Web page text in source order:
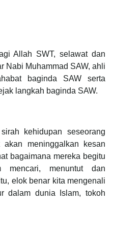
Allah SWT, selawat dan
Nabi Muhammad SAW, ahli
baginda SAW serta
langkah baginda SAW.
kehidupan seseorang
akan meninggalkan kesan
bagaimana mereka begitu
mencari, menuntut dan
elok benar kita mengenali
dalam dunia Islam, tokoh